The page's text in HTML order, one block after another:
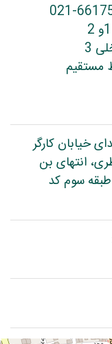
3
داخلی 4 یا خط مستقیم
خیابان کارگر
انتهای بن
بست بختیاری پلاک ۷ واحد ۳ طبقه سوم کد